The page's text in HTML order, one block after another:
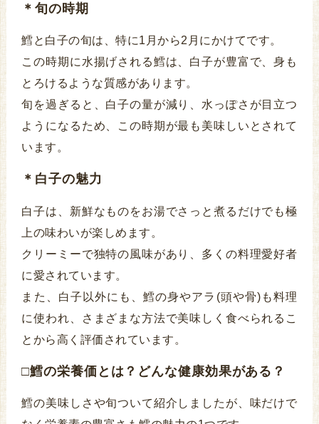
＊旬の時期
鱈と白子の旬は、特に1月から2月にかけてです。
この時期に水揚げされる鱈は、白子が豊富で、身も
とろけるような質感があります。
旬を過ぎると、白子の量が減り、水っぽさが目立つ
ようになるため、この時期が最も美味しいとされて
います。
＊白子の魅力
白子は、新鮮なものをお湯でさっと煮るだけでも極
上の味わいが楽しめます。
クリーミーで独特の風味があり、多くの料理愛好者
に愛されています。
また、白子以外にも、鱈の身やアラ(頭や骨)も料理
に使われ、さまざまな方法で美味しく食べられるこ
とから高く評価されています。
□鱈の栄養価とは？どんな健康効果がある？
鱈の美味しさや旬ついて紹介しましたが、味だけで